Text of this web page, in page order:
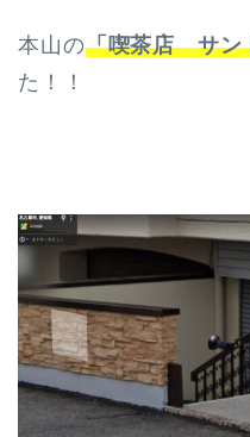
本山の「喫茶店 サン
た！！